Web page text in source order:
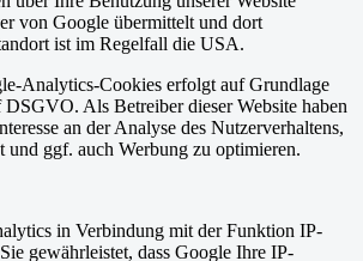
von Google übermittelt und dort
ist im Regelfall die USA.
Analytics-Cookies erfolgt auf Grundlage
Als Betreiber dieser Website haben
an der Analyse des Nutzerverhaltens,
und ggf. auch Werbung zu optimieren.
in Verbindung mit der Funktion IP-
gewährleistet, dass Google Ihre IP-